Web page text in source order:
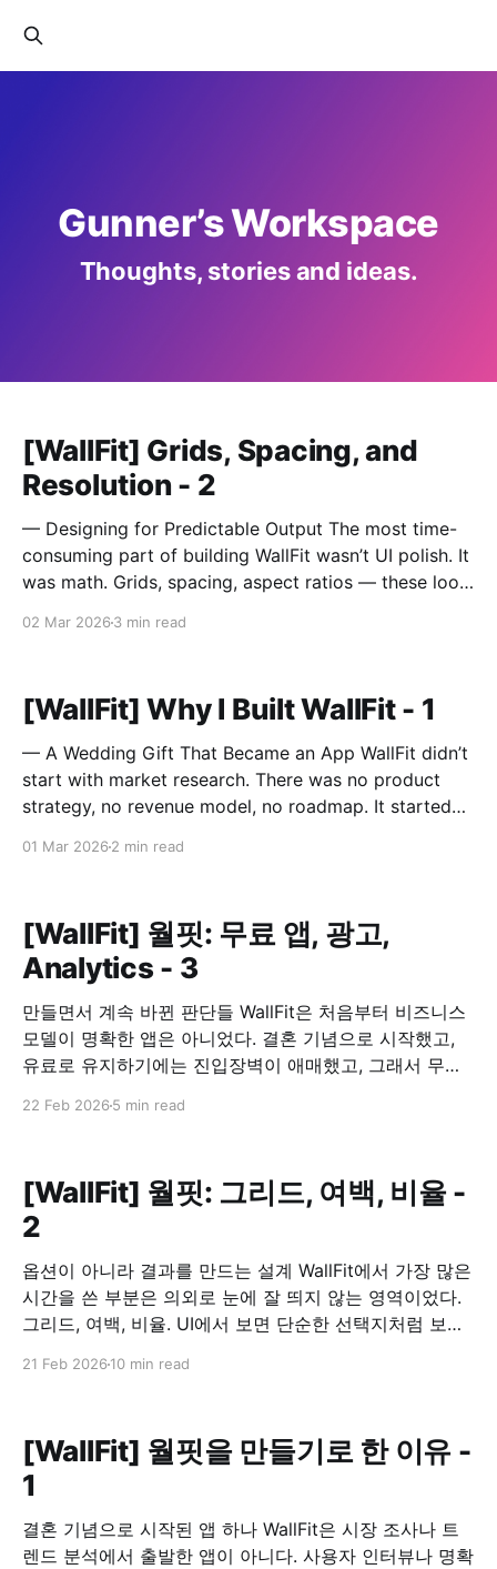
Gunner’s Workspace
Thoughts, stories and ideas.
[WallFit] Grids, Spacing, and
Resolution - 2
— Designing for Predictable Output The most time-
consuming part of building WallFit wasn’t UI polish. It
was math. Grids, spacing, aspect ratios — these look
02 Mar 2026 3 min read
[WallFit] Why I Built WallFit - 1
— A Wedding Gift That Became an App WallFit didn’t
start with market research. There was no product
strategy, no revenue model, no roadmap. It started
01 Mar 2026 2 min read
[WallFit] 월핏: 무료 앱, 광고,
Analytics - 3
만들면서 계속 바뀐 판단들 WallFit은 처음부터 비즈니스
모델이 명확한 앱은 아니었다. 결혼 기념으로 시작했고,
유료로 유지하기에는 진입장벽이 애매했고, 그래서 무료
22 Feb 2026 5 min read
[WallFit] 월핏: 그리드, 여백, 비율 -
2
옵션이 아니라 결과를 만드는 설계 WallFit에서 가장 많은
시간을 쓴 부분은 의외로 눈에 잘 띄지 않는 영역이었다.
그리드, 여백, 비율. UI에서 보면 단순한 선택지처럼 보이
21 Feb 2026 10 min read
[WallFit] 월핏을 만들기로 한 이유 -
1
결혼 기념으로 시작된 앱 하나 WallFit은 시장 조사나 트
렌드 분석에서 출발한 앱이 아니다. 사용자 인터뷰나 명확